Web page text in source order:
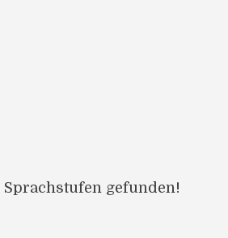
gefunden!